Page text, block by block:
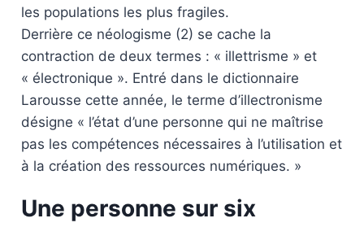
les populations les plus fragiles.
Derrière ce néologisme (2) se cache la
contraction de deux termes : « illettrisme » et
« électronique ». Entré dans le dictionnaire
Larousse cette année, le terme d’illectronisme
désigne « l’état d’une personne qui ne maîtrise
pas les compétences nécessaires à l’utilisation et
à la création des ressources numériques. »
Une personne sur six